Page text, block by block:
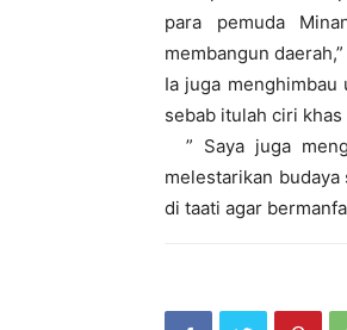
para pemuda
membangun
Ia juga
sebab itulah ciri
” Saya juga
melestarikan
di taati agar